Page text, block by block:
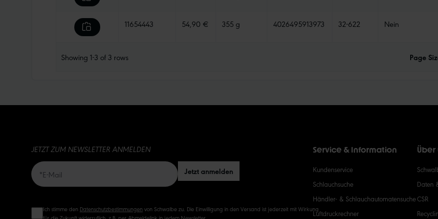
11654443 54,90 € 355 g 4026495913973 32-622 Nein
Showing 1-3 of3 rows Page
JETZT ZUM NEWSLETTER ANMELDEN
Jetzt anmelden
Ich stimme den Datenschutzbestimmungen von Schwalbe zu. Die Einwilligung in den Versand ist jederzeit mit Wirkung
Service & Information
Kundenservice
Schlauchsuche
Händler- & Schlauchautomatensuche
Luftdruckrechner
Über
Daten
CSR